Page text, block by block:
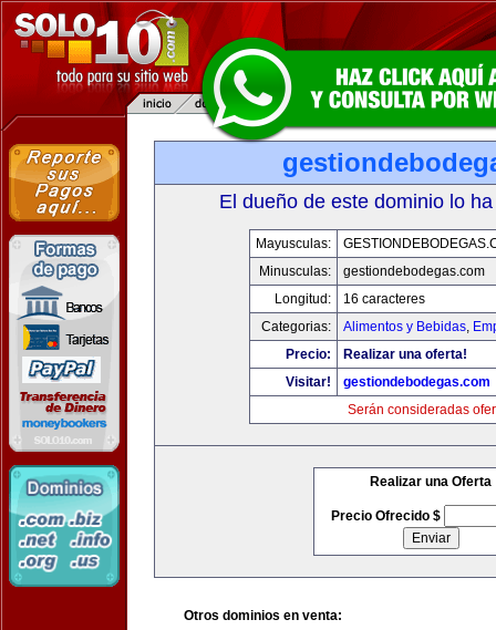
El dueño de este dominio lo
Mayusculas:
Minusculas:
gestiondebodegas.com
Longitud:
16 caracteres
Categorias:
Alimentos y Bebidas,
Precio:
Realizar una oferta!
Visitar!
gestiondebodegas.com
Serán consideradas
Realizar una Oferta
Precio Ofrecido $
Otros dominios en venta: